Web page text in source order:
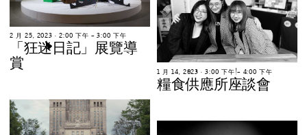
2 月 25, 2023 ∙ 2:00 下午 – 3:00 下午
「 狂迷日記」 展覽導
賞
1 月 14, 2023 ∙ 3:00 下午 – 4:00 下午
糧食供應所座談會